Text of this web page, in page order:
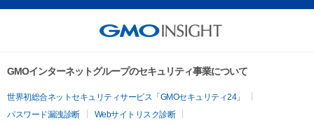
GMOインターネットグループのセキュリティ事業について
世界初総合ネットセキュリティサービス「GMOセキュリティ24」
パスワード漏洩診断
Webサイトリスク診断